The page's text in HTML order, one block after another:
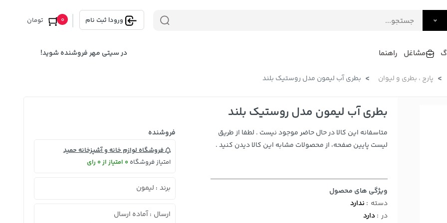
ورود| ثبت نام تومان 0
فرآورده های لبنی
دکوراسیون داخلی و تزئینی
سرو و پذیرایی
لوازم حیوانات خانگی
مشاغل راهنما در سیتی مهر فروشنده شوید!
پارچ ، بطری و لیوان بطری آب لیمون مدل روستیک بلند
بطری آب لیمون مدل روستیک بلند
متاسفانه این کالا در حال حاضر موجود نیست . لطفا از طریق
لیست پایین صفحه، از محصولات مشابه این کالا دیدن کنید .
ویژگی های محصول
دسته : ندارد
در :دارد
فروشنده
فروشگاه لوازم خانه و آشپزخانه حمید
امتیاز فروشگاه0 امتیاز از 0 رای
برند : لیمون
ارسال :آماده ارسال